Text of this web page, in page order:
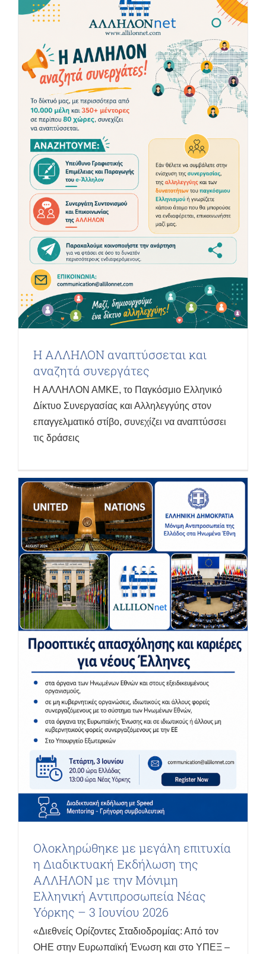
Η ΑΛΛΗΛΟΝ αναπτύσσεται και
αναζητά συνεργάτες
Η ΑΛΛΗΛΟΝ ΑΜΚΕ, το Παγκόσμιο Ελληνικό
Δίκτυο Συνεργασίας και Αλληλεγγύης στον
επαγγελματικό στίβο, συνεχίζει να αναπτύσσει
τις δράσεις
Ολοκληρώθηκε με μεγάλη επιτυχία
η Διαδικτυακή Εκδήλωση της
ΑΛΛΗΛΟΝ με την Μόνιμη
Ελληνική Αντιπροσωπεία Νέας
Υόρκης – 3 Ιουνίου 2026
«Διεθνείς Ορίζοντες Σταδιοδρομίας: Από τον
ΟΗΕ στην Ευρωπαϊκή Ένωση και στο ΥΠΕΞ –